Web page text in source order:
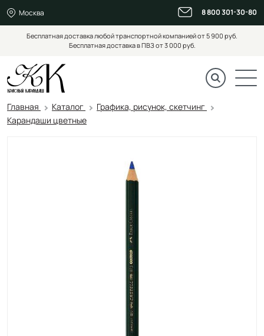
Москва 8 800 301-30-80
Бесплатная доставка любой транспортной компанией от 5 900 руб.
Бесплатная доставка в ПВЗ от 3 000 руб.
Главная Каталог
Графика, рисунок, скетчинг
Карандаши цветные